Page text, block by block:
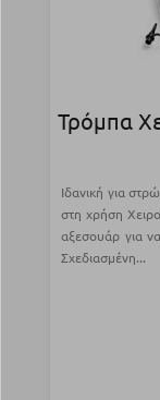
Τρόμπα
Ιδανική για
στη χρήση
αξεσουάρ για
Σχεδιασμένη...